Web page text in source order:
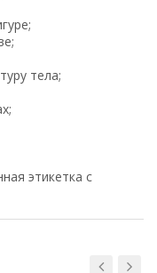
тела;
этикетка с